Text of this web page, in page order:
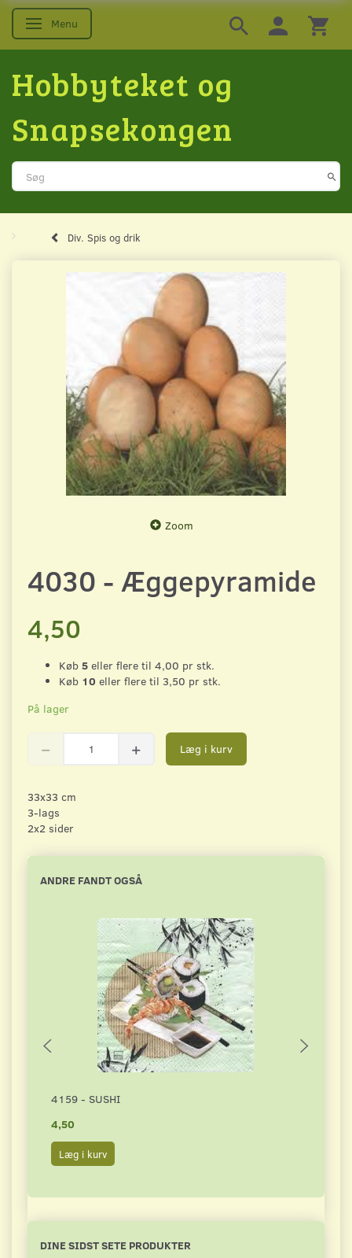
Skifte navigation
Menu
Hobbyteket og
Snapsekongen
Div. Spis og drik
Zoom
4030 - Æggepyramide
4,50
Køb 5 eller flere til 4,00 pr stk.
Køb 10 eller flere til 3,50 pr stk.
På lager
Læg i kurv
33x33 cm
3-lags
2x2 sider
ANDRE FANDT OGSÅ
4159 - SUSHI
4,50
Læg i kurv
DINE SIDST SETE PRODUKTER